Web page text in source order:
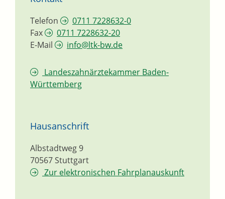
Telefon
0711 7228632-0
Fax
0711 7228632-20
E-Mail
info@ltk-bw.de
Landeszahnärztekammer Baden-
Württemberg
Hausanschrift
Albstadtweg 9
70567Stuttgart
Zur elektronischen Fahrplanauskunft